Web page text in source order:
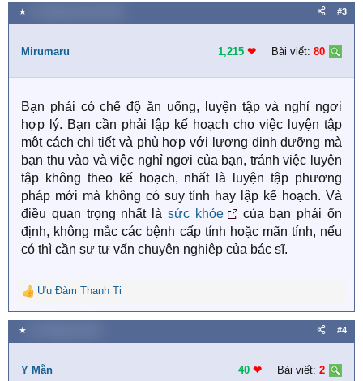
a
c
i
n
:
★ #3
Mirumaru 1,215 ❤︎ Bài viết: 80
Bạn phải có chế độ ăn uống, luyện tập và nghỉ ngơi
hợp lý. Bạn cần phải lập kế hoạch cho việc luyện tập
một cách chi tiết và phù hợp với lượng dinh dưỡng mà
bạn thu vào và việc nghỉ ngơi của bạn, tránh việc luyện
tập không theo kế hoạch, nhất là luyện tập phương
pháp mới mà không có suy tính hay lập kế hoạch. Và
điều quan trọng nhất là sức khỏe
của bạn phải ổn
định, không mắc các bệnh cấp tính hoặc mãn tính, nếu
có thì cần sự tư vấn chuyên nghiệp của bác sĩ.
R
e
a
c
i
Ưu Đàm Thanh Ti
★ #4
Y Mẫn 40 ❤︎ Bài viết: 2